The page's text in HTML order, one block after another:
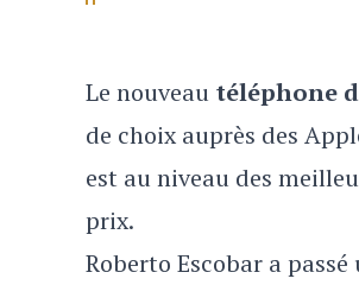
Le nouveau téléphone
de choix auprès des
est au niveau des
prix.
Roberto Escobar a